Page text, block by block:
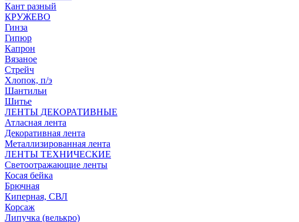
Кант разный
КРУЖЕВО
Гинза
Гипюр
Капрон
Вязаное
Стрейч
Хлопок, п/э
Шантильи
Шитье
ЛЕНТЫ ДЕКОРАТИВНЫЕ
Атласная лента
Декоративная лента
Металлизированная лента
ЛЕНТЫ ТЕХНИЧЕСКИЕ
Светоотражающие ленты
Косая бейка
Брючная
Киперная, СВЛ
Корсаж
Липучка (велькро)